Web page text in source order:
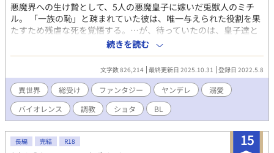
悪魔界への生け贄として、5人の悪魔皇子に嫁いだ兎獣人のミチ
ル。 「一族の恥」と疎まれていた彼は、唯一与えられた役割を果
たすため残虐な死を覚悟する。…が、待っていたのは、皇子達と
の想像を絶する夫婦生活だった。 ※ヤンデレ、暴力的な性描写、
流血シーン、近親相姦を含みます。 ⬇以下(2025/10/31 08:10:30)
は、別紙 『ホストクラブ~借金返済のための奴隷契約~』 へ移行し
ました⬇ ☆番外編、ホストクラブを掲載中です☆ ※本編のストー
リーやせっていとは無関係です。悪魔皇子のイケニエを読んでい
ない方もお楽しみいただけます。 ✧• ────あらすじ────
•✧ あらゆる欲望が渦巻くエンターテインメントの街───新宿歌
舞伎町。 カサ・ディアブロ（Casa Diablo）は、その街最大規模
の売上を叩き出す高級ホストクラブだ。 店が客を選別し、キャス
トが相手をするのにふさわしい身なりかを見定める。 そんな、ほ
続きを読む
文字数 826,214 最終更新日 2025.10.31 登録日 2022.5.8
異世界 総受け ファンタジー ヤンデレ
溺愛
バイオレンス
調教 ショタ BL
15
長編 完結 R18